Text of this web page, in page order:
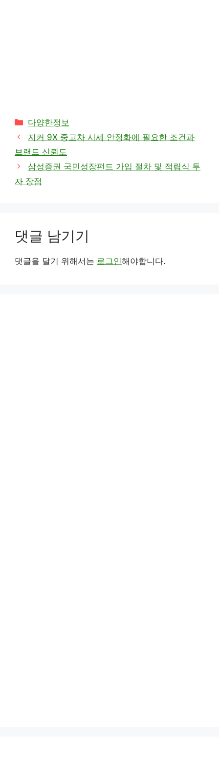
카
테
고
리
다양한정보
지커 9X 중고차 시세 안정화에 필요한 조건과
브랜드 신뢰도
삼성증권 국민성장펀드 가입 절차 및 적립식 투
자 장점
댓글 남기기
댓글을 달기 위해서는 로그인해야합니다.